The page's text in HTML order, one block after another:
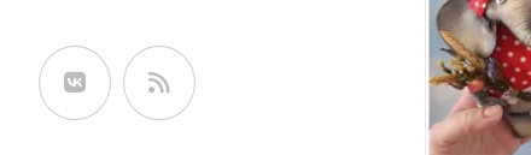
сайте